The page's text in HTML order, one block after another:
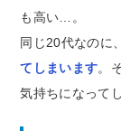
も高い…。
同じ20代なのに、
てしまいます。
気持ちになって